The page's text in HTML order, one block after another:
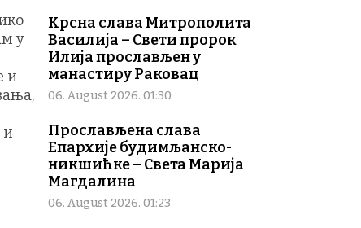
у
и
и
Крсна слава Митрополита
Василија – Свети пророк
Илија прослављен у
манастиру Раковац
06. August 2026. 01:30
Прослављена слава
Епархије будимљанско-
никшићке – Света Марија
Магдалина
06. August 2026. 01:23